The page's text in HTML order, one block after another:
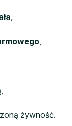
,
,
żywność.